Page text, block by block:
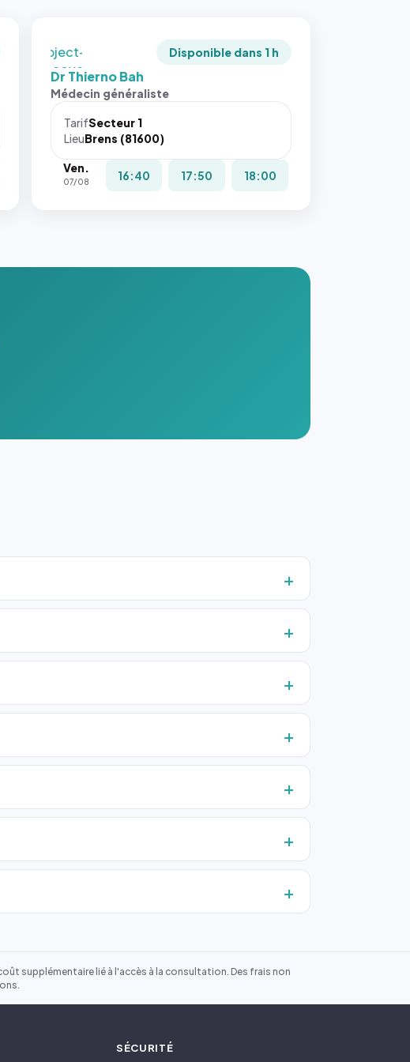
`object-
fit: cover`.
Sans ces
navigateur
pas la
place, et
Disponible dans 1 h
Dr Thierno Bah
Médecin généraliste
TarifSecteur 1
LieuBrens (81600)
Ven.
07/08 16:40 17:50 18:00
supplémentaire lié à l'accès à la consultation. Des frais non
SÉCURITÉ